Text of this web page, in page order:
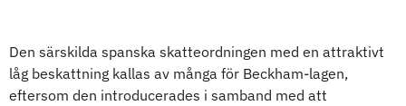
Den särskilda spanska skatteordningen med en attraktivt
låg beskattning kallas av många för Beckham-lagen,
eftersom den introducerades i samband med att